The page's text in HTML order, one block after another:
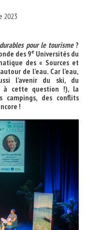
2023
pour le tourisme?
des 9e Universités du
des « Sources et
de l’eau. Car l’eau,
l’avenir du ski, du
à cette question !), la
des conflits
!